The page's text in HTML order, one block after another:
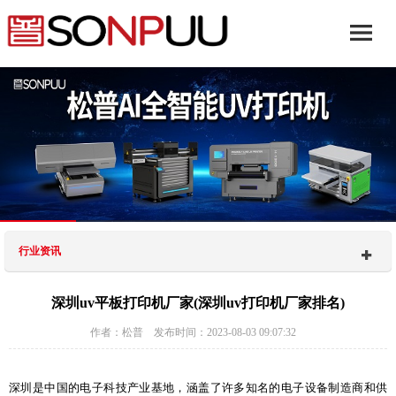
行业资讯
深圳uv平板打印机厂家(深圳uv打印机厂家排名)
作者：松普 发布时间：2023-08-03 09:07:32
深圳是中国的电子科技产业基地，涵盖了许多知名的电子设备制造商和供